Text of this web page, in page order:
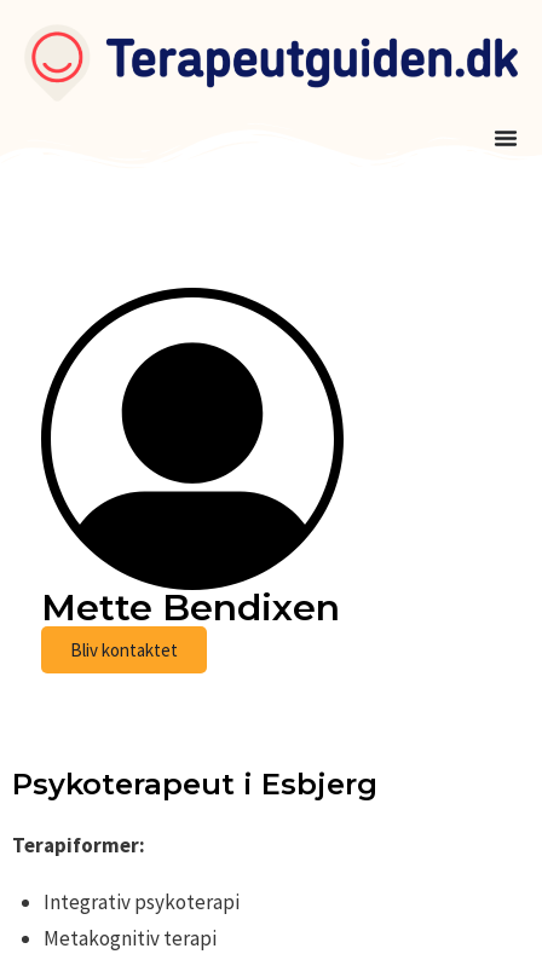
Mette Bendixen
Bliv kontaktet
Psykoterapeut i Esbjerg
Terapiformer:
Integrativ psykoterapi
Metakognitiv terapi